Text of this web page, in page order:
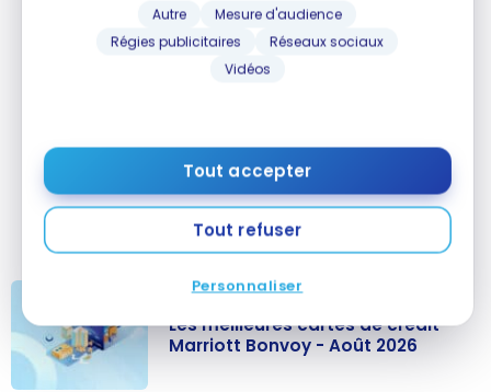
Autre
Mesure d'audience
Régies publicitaires
Réseaux sociaux
Vidéos
Tout accepter
Tout refuser
Personnaliser
Les meilleures cartes de crédit
Marriott Bonvoy - Août 2026